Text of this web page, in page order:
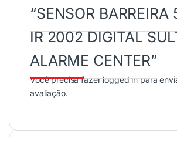
“SENSOR
IR 2002 DIGITAL
ALARME CENTER”
Você precisa fazerlogged inpara
avaliação.